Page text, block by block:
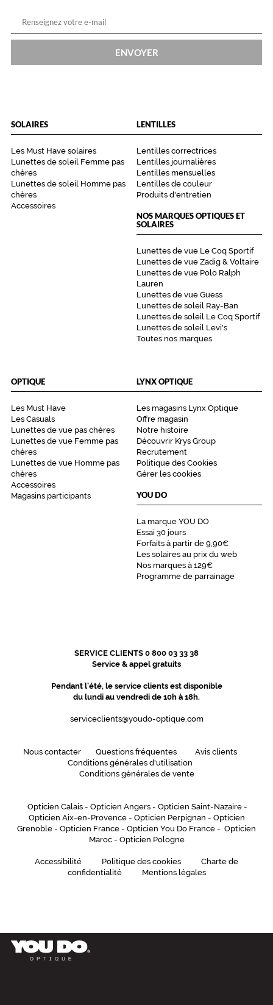
ENVOYER
SOLAIRES
Les Must Have solaires
Lunettes de soleil Femme pas
chères
Lunettes de soleil Homme pas
chères
Accessoires
LENTILLES
Lentilles correctrices
Lentilles journalières
Lentilles mensuelles
Lentilles de couleur
Produits d'entretien
NOS MARQUES OPTIQUES ET
SOLAIRES
Lunettes de vue Le Coq Sportif
Lunettes de vue Zadig & Voltaire
Lunettes de vue Polo Ralph
Lauren
Lunettes de vue Guess
Lunettes de soleil Ray-Ban
Lunettes de soleil Le Coq Sportif
Lunettes de soleil Levi's
Toutes nos marques
OPTIQUE
Les Must Have
Les Casuals
Lunettes de vue pas chères
Lunettes de vue Femme pas
chères
Lunettes de vue Homme pas
chères
Accessoires
Magasins participants
LYNX OPTIQUE
Les magasins Lynx Optique
Offre magasin
Notre histoire
Découvrir Krys Group
Recrutement
Politique des Cookies
Gérer les cookies
YOU DO
La marque YOU DO
Essai 30 jours
Forfaits à partir de 9,90€
Les solaires au prix du web
Nos marques à 129€
Programme de parrainage
SERVICE CLIENTS 0 800 03 33 38
Service & appel gratuits
Pendant l'été, le service clients est disponible
du lundi au vendredi de 10h à 18h.
serviceclients@youdo-optique.com
Nous contacter Questions fréquentes
Avis clients
Conditions générales d'utilisation
Conditions générales de vente
Opticien Calais - Opticien Angers - Opticien Saint-Nazaire -
Opticien Aix-en-Provence- Opticien Perpignan - Opticien
Grenoble - Opticien France - Opticien You Do France - Opticien
Maroc- Opticien Pologne
Accessibilité Politique des cookies
Charte de
confidentialité
Mentions légales